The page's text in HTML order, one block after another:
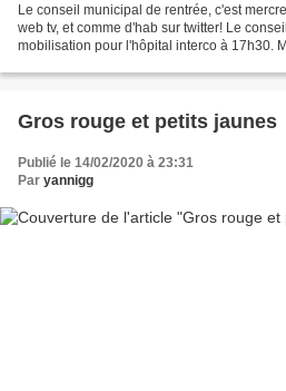
Le conseil municipal de rentrée, c'est
web tv, et comme d'hab sur twitter! Le conseil municipal sera précédé d'une
mobilisation pour l'hôpital interco à 17h30.
Gros rouge et petits jaunes
Publié le 14/02/2020 à 23:31
Par yannigg